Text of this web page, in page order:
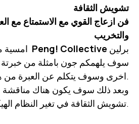
تشويش الثقافة
فن ازعاج القوي مع الاستمتاع مع
والتخريب
امسية Peng! Collective برلين
سوف يلهمكم جون بامثلة من
اخرى وسوف يتكلم عن العبرة من هذه الامثلة.
وبعد ذلك سوف يكون هناك مناقشة
تشويش الثقافة في تغير النظام الهيكلي.